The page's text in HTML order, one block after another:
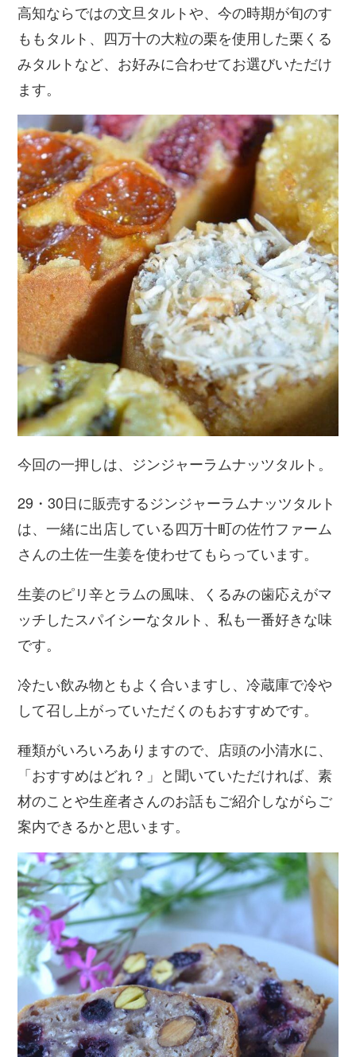
高知ならではの文旦タルトや、今の時期が旬のす
ももタルト、四万十の大粒の栗を使用した栗くる
みタルトなど、お好みに合わせてお選びいただけ
ます。
今回の一押しは、ジンジャーラムナッツタルト。
29・30日に販売するジンジャーラムナッツタルト
は、一緒に出店している四万十町の佐竹ファーム
さんの土佐一生姜を使わせてもらっています。
生姜のピリ辛とラムの風味、くるみの歯応えがマ
ッチしたスパイシーなタルト、私も一番好きな味
です。
冷たい飲み物ともよく合いますし、冷蔵庫で冷や
して召し上がっていただくのもおすすめです。
種類がいろいろありますので、店頭の小清水に、
「おすすめはどれ？」と聞いていただければ、素
材のことや生産者さんのお話もご紹介しながらご
案内できるかと思います。